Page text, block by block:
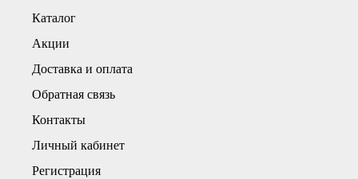
Каталог
Акции
Доставка и оплата
Обратная связь
Контакты
Личный кабинет
Регистрация